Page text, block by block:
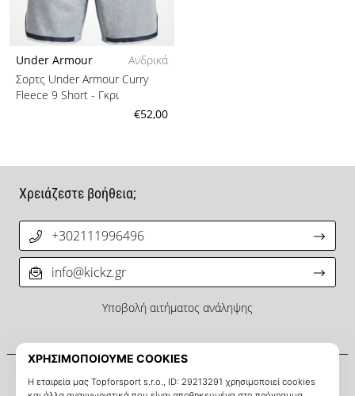
Under Armour
Ανδρικά
Σορτς Under Armour Curry
Fleece 9 Short - Γκρι
€52,00
Σχετικά μ' εμάς
Χρειάζεστε βοήθεια;
+302111996496
info@kickz.gr
Υποβολή αιτήματος ανάληψης